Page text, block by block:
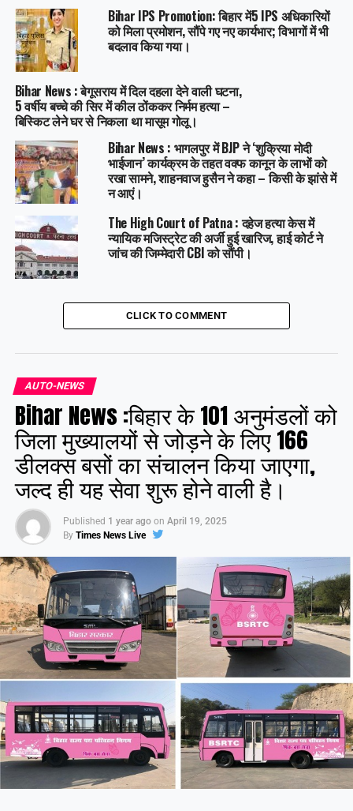
Bihar IPS Promotion: बिहार में5 IPS अधिकारियों
को मिला प्रमोशन, सौंपे गए नए कार्यभार; विभागों में भी
बदलाव किया गया।
Bihar News : बेगूसराय में दिल दहला देने वाली घटना,
5 वर्षीय बच्चे की सिर में कील ठोंककर निर्मम हत्या –
बिस्किट लेने घर से निकला था मासूम गोलू।
Bihar News : भागलपुर में BJP ने ‘शुक्रिया मोदी
भाईजान’ कार्यक्रम के तहत वक्फ कानून के लाभों को
रखा सामने, शाहनवाज हुसैन ने कहा – किसी के झांसे में
न आएं।
The High Court of Patna : दहेज हत्या केस में
न्यायिक मजिस्ट्रेट की अर्जी हुई खारिज, हाई कोर्ट ने
जांच की जिम्मेदारी CBI को सौंपी।
CLICK TO COMMENT
AUTO-NEWS
Bihar News :बिहार के 101 अनुमंडलों को
जिला मुख्यालयों से जोड़ने के लिए 166
डीलक्स बसों का संचालन किया जाएगा,
जल्द ही यह सेवा शुरू होने वाली है।
Published 1 year ago on April 19, 2025
By Times News Live